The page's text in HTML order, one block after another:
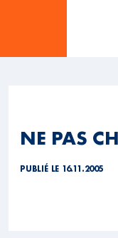
NE PAS
PUBLIÉ LE 16.11.2005